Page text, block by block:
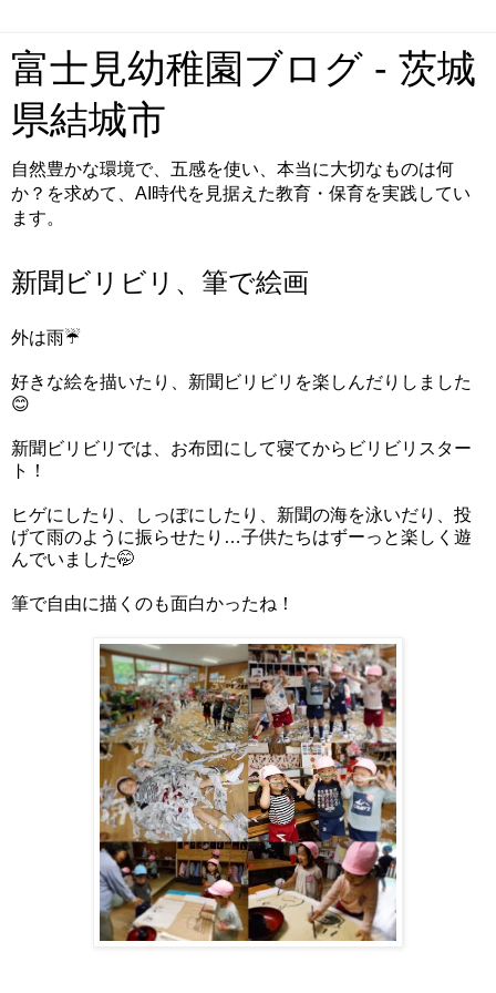
富士見幼稚園ブログ - 茨城
県結城市
自然豊かな環境で、五感を使い、本当に大切なものは何
か？を求めて、AI時代を見据えた教育・保育を実践してい
ます。
新聞ビリビリ、筆で絵画
外は雨☔
好きな絵を描いたり、新聞ビリビリを楽しんだりしました
😊
新聞ビリビリでは、お布団にして寝てからビリビリスター
ト！
ヒゲにしたり、しっぽにしたり、新聞の海を泳いだり、投
げて雨のように振らせたり…子供たちはずーっと楽しく遊
んでいました🤭
筆で自由に描くのも面白かったね！